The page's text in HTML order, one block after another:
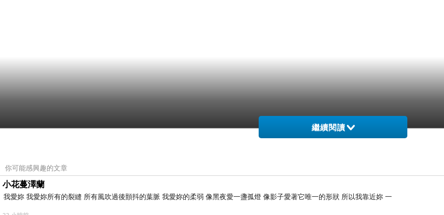
繼續閱讀
你可能感興趣的文章
小花蔓澤蘭
我愛妳 我愛妳所有的裂縫 所有風吹過後顫抖的葉脈 我愛妳的柔弱 像黑夜愛一盞孤燈 像影子愛著它唯一的形狀 所以我靠近妳 一